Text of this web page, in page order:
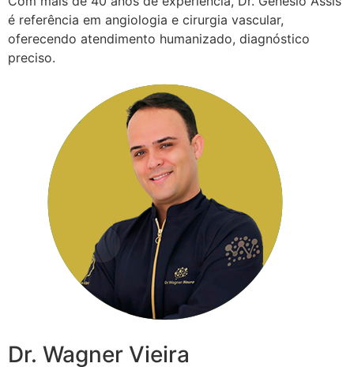
é referência em angiologia e cirurgia vascular,
oferecendo atendimento humanizado, diagnóstico
preciso.
Dr. Wagner Vieira